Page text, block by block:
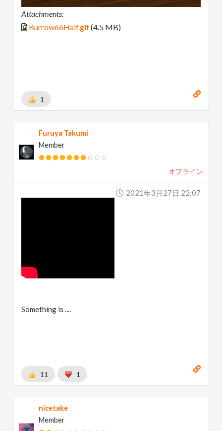
Attachments:
Burrow66Half.gif(4.5 MB)
1
Furuya Takumi
Member
オフライン
2021年3月27日 22:07
Something is ....
11 1
nicetake
Member